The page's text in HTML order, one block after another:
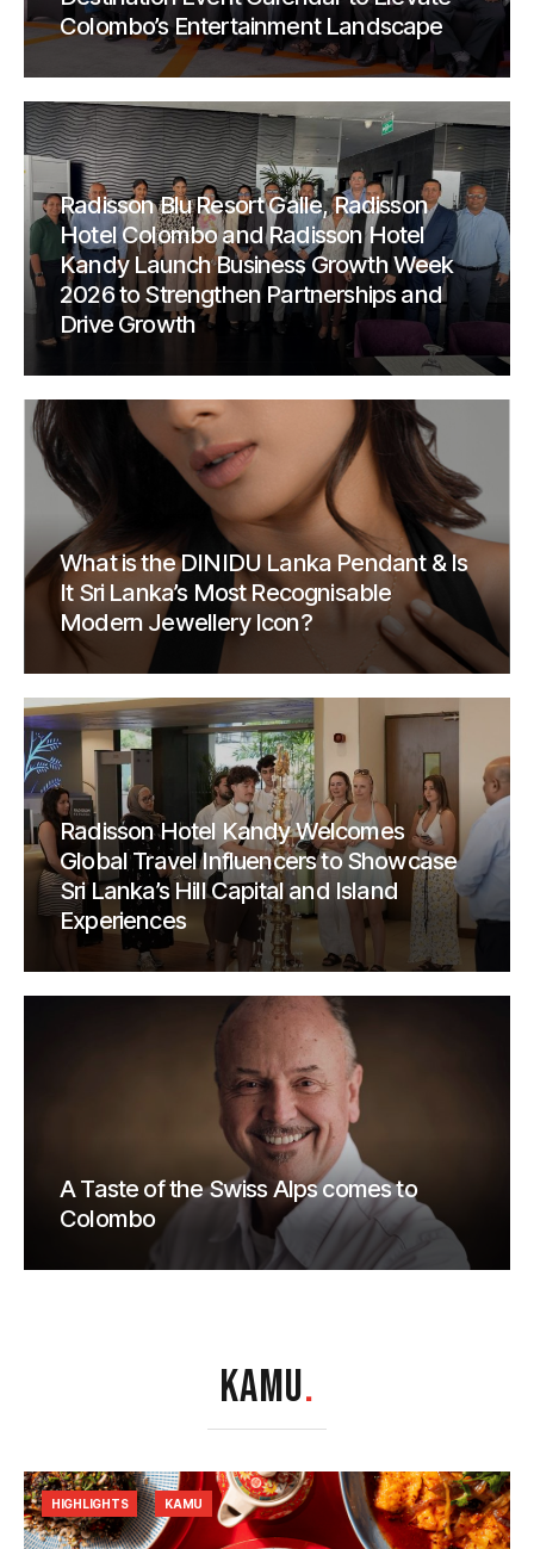
Colombo’s Entertainment Landscape
Radisson Blu Resort Galle, Radisson
Hotel Colombo and Radisson Hotel
Kandy Launch Business Growth Week
2026 to Strengthen Partnerships and
Drive Growth
What is the DINIDU Lanka Pendant & Is
It Sri Lanka’s Most Recognisable
Modern Jewellery Icon?
Radisson Hotel Kandy Welcomes
Global Travel Influencers to Showcase
Sri Lanka’s Hill Capital and Island
Experiences
A Taste of the Swiss Alps comes to
Colombo
KAMU.
HIGHLIGHTS KAMU